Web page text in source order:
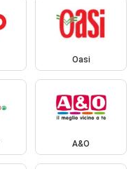
Oasi
A&O